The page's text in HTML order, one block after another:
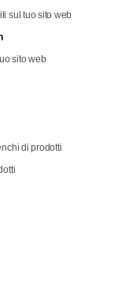
sul tuo sito web
sito web
di prodotti